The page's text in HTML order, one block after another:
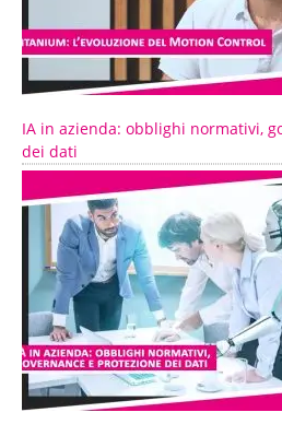
IA in azienda: obblighi normativi,
dei dati